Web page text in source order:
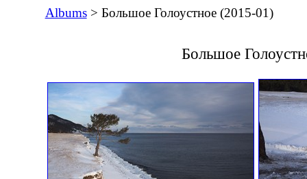
Albums> Большое Голоустное (2015-01)
Большое